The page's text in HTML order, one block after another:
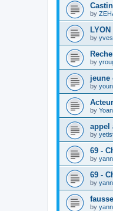
by
LYON
by yves
by
jeune
by
by
appel
by
69 -
by
69 -
by
by